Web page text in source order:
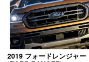
2019 フォードレンジャー